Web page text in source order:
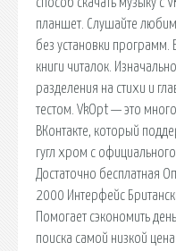
планшет. Слушайте
без установки
книги читалок.
разделения на стихи и
тестом. VkOpt — это
ВКонтакте, который
гугл хром с
Достаточно бесплатная
2000 Интерфейс
Помогает сэкономить
поиска самой низкой